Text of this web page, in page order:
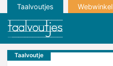
Taalvoutjes Webwinkel
Taalvoutje